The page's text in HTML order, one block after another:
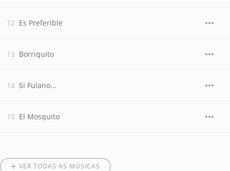
Es Preferible
Borriquito
Si Fulano...
El Mosquito
VER TODAS AS MÚSICAS